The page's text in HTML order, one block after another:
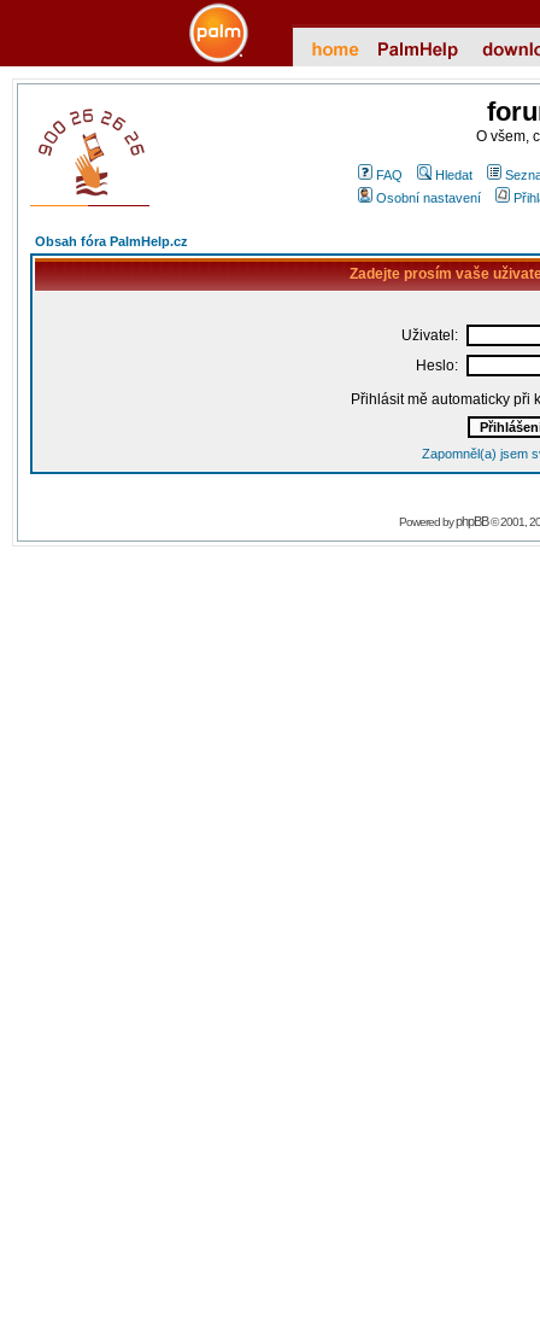
O všem,
FAQ Hledat
Osobní nastavení
Obsah fóra PalmHelp.cz
Zadejte prosím vaše
Uživatel:
Heslo:
Přihlásit mě automaticky při
Zapomněl(a) jsem
Powered byphpBB© 2001,